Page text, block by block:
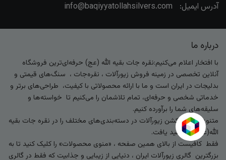
آدرس ایمیل:
info@baqiyyatollahsilvers.com
درباره ما
با افتخار اعلام می‌کنیم:نقره جات بقیه الله (عج) حرفه‌ای‌ترین فروشگاه
آنلاین تخصصی در زمینه فروش زیورآلات ، نقره‌جات ، سنگ‌های قیمتی و
بدلیجات در ایران است و ما با ارائه محصولاتی با کیفیت، طراحی‌های برتر و
خدماتی شخصی و حرفه‌ای، تمام تلاشمان را می‌کنیم تا خواسته‌ها و
سلیقه‌های شما را برآورده کنیم.
متنوع‌ترین کالکشن زیورآلات در دسته‌بندی‌های مختلف را در نقره جات بقیه
الله(عج) خواهید یافت.
فقط کافیست از بالای همین صفحه ، «منوی محصولات» را کلیک کنید تا به
بزرگترین گالری زیورآلات ایران ، دنیایی از زیبایی و جذابیت که فقط در گالری